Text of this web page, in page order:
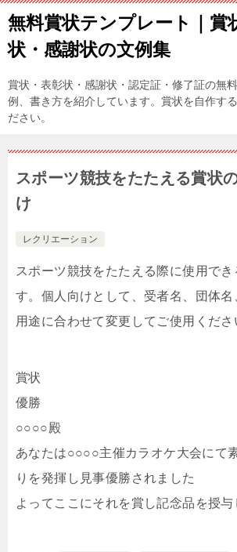
無料賞状テンプレート｜賞
状・感謝状の文例集
賞状・表彰状・感謝状・認定証・修了証の無
例、書き方を紹介しています。賞状を自作す
ださい。
スポーツ競技をたたえる賞状
け
レクリエーション
スポーツ競技をたたえる際に使用で
す。個人向けとして、受者名、団体名
用途に合わせて変更してご使用くださ
賞状
優勝
○○○○殿
あなたは○○○○主催カラオケ大会にて
りを発揮し見事優勝されました
よってここにそれを賞し記念品を授与